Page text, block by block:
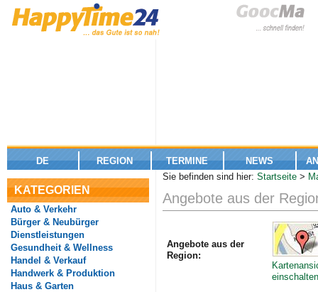
DE REGION TERMINE NEWS
KATEGORIEN
Auto & Verkehr
Bürger & Neubürger
Dienstleistungen
Gesundheit & Wellness
Handel & Verkauf
Handwerk & Produktion
Haus & Garten
Sie befinden sind hier: Startseite >
Angebote aus der
Angebote aus der
Region: